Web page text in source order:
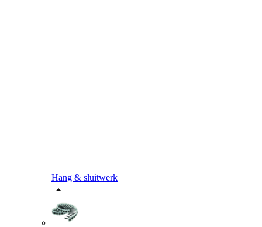
Hang & sluitwerk